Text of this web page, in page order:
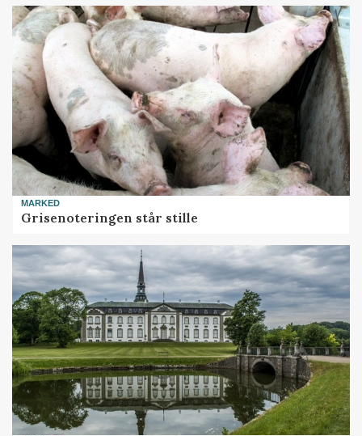
MARKED
Grisenoteringen står stille